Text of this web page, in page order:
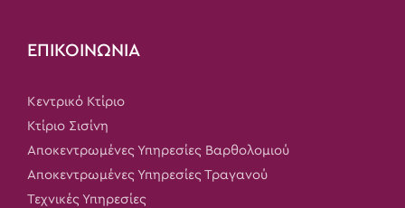
ΕΠΙΚΟΙΝΩΝΙΑ
Κεντρικό Κτίριο
Κτίριο Σισίνη
Αποκεντρωμένες Υπηρεσίες Βαρθολομιού
Αποκεντρωμένες Υπηρεσίες Τραγανού
Τεχνικές Υπηρεσίες